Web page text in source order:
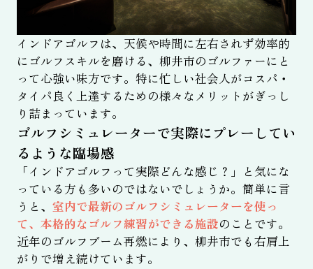
インドアゴルフは、天候や時間に左右されず効率的
にゴルフスキルを磨ける、柳井市のゴルファーにと
って心強い味方です。特に忙しい社会人がコスパ・
タイパ良く上達するための様々なメリットがぎっし
り詰まっています。
ゴルフシミュレーターで実際にプレーしてい
るような臨場感
「インドアゴルフって実際どんな感じ？」と気にな
っている方も多いのではないでしょうか。簡単に言
うと、 室内で最新のゴルフシミュレーターを使っ
て、本格的なゴルフ練習ができる施設のことです。
近年のゴルフブーム再燃により、柳井市でも右肩上
がりで増え続けています。